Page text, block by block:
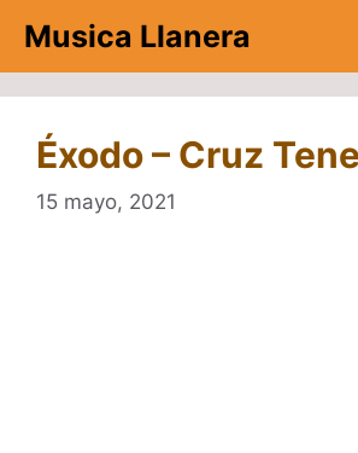
contenido
Musica Llanera
Éxodo – Cruz
15 mayo, 2021